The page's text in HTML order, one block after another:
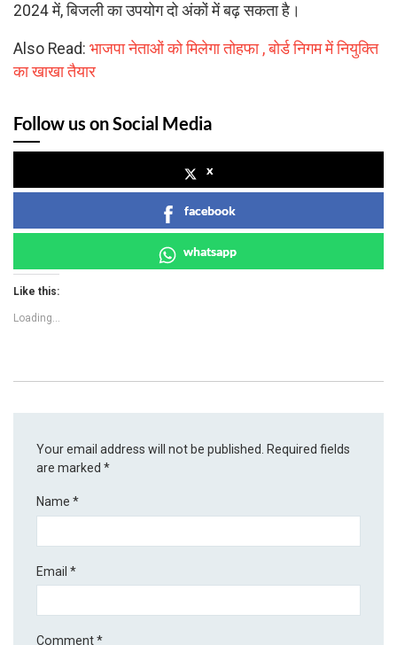
2024 में, बिजली का उपयोग दो अंकों में बढ़ सकता है।
Also Read: भाजपा नेताओं को मिलेगा तोहफा , बोर्ड निगम में नियुक्ति
का खाखा तैयार
Follow us on Social Media
x
facebook
whatsapp
Like this:
Loading...
Your email address will not be published.
Required fields
are marked*
Name*
Email*
Comment*